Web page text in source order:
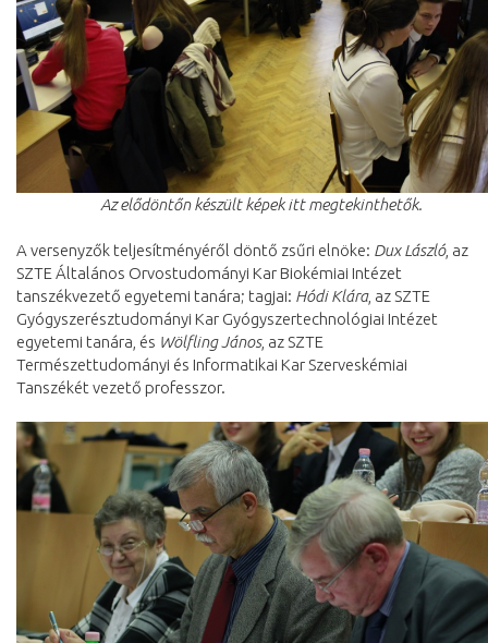
Az elődöntőn készült képek itt megtekinthetők.
A versenyzők teljesítményéről döntő zsűri elnöke: Dux László, az
SZTE Általános Orvostudományi Kar Biokémiai Intézet
tanszékvezető egyetemi tanára; tagjai: Hódi Klára, az SZTE
Gyógyszerésztudományi Kar Gyógyszertechnológiai Intézet
egyetemi tanára, és Wölfling János, az SZTE
Természettudományi és Informatikai Kar Szerveskémiai
Tanszékét vezető professzor.